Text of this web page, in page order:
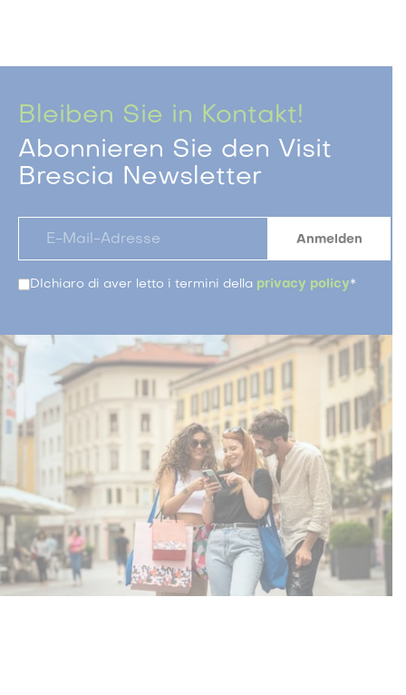
Bleiben Sie in Kontakt!
Abonnieren Sie den Visit
Brescia Newsletter
DIchiaro di aver letto i termini della privacy policy*